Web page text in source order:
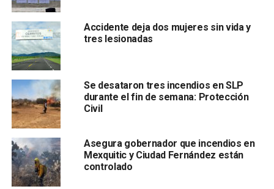
dijola alcaldesa, son originarias de Cerritos, pero
desaparecieron en municipios vecinos.
En total, durante 2022, se localizaron a entre 25 y 30
personas, en su mayoría hombres, reveló la presidenta
municipal y agregó que las labores para la búsqueda
Accidente deja dos mujeres sin vida y
tres lesionadas
Se desataron tres incendios en SLP
durante el fin de semana: Protección
Civil
Asegura gobernador que incendios en
Mexquitic y Ciudad Fernández están
controlado